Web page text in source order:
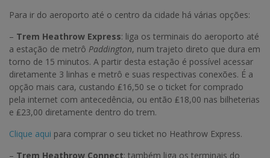
Para ir do aeroporto até o centro da cidade há várias opções:
– Trem Heathrow Express: liga os terminais do aeroporto até
a estação de metrô Paddington, num trajeto direto que dura em
torno de 15 minutos. A partir desta estação é possível acessar
diretamente 3 linhas e metrô e suas respectivas conexões. É a
opção mais cara, custando ₤16,50 se o ticket for comprado
pela internet com antecedência, ou então ₤18,00 nas bilheterias
e ₤23,00 diretamente dentro do trem.
Clique aqui para comprar o seu ticket no Heathrow Express.
– Trem Heathrow Connect: também liga os terminais do